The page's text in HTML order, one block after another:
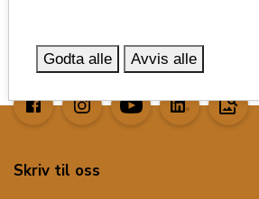
image_search
Skriv til oss
Godta alle Avvis alle